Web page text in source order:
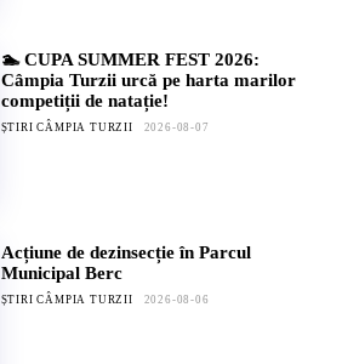
🏊 CUPA SUMMER FEST 2026:
Câmpia Turzii urcă pe harta marilor
competiții de natație!
ȘTIRI CÂMPIA TURZII 2026-08-07
Acțiune de dezinsecție în Parcul
Municipal Berc
ȘTIRI CÂMPIA TURZII 2026-08-06